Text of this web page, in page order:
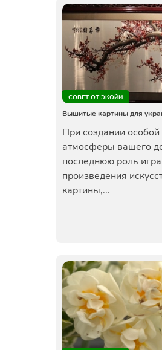
СОВЕТ ОТ ЭКОЙИ
Вышитые картины для
При создании особой
атмосферы вашего
последнюю роль
произведения
картины,...